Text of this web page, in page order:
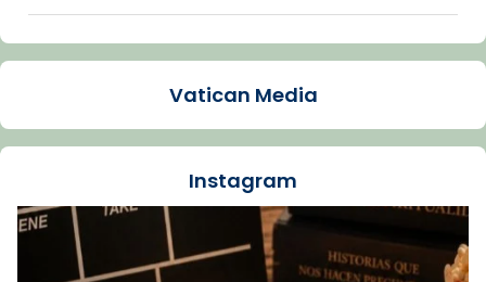
Arquebisbat de Barcelona
La Carmina va patir depressió. Fa gairebé
dos mesos, a l'Estadi Lluís Companys, la
Recupera l'entrevista comp
Vatican
tican News 👇
Vatican Media
Instagram